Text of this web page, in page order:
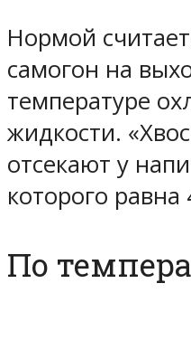
Нормой
самогон на
температуре
жидкости.
отсекают у
которого равна
По